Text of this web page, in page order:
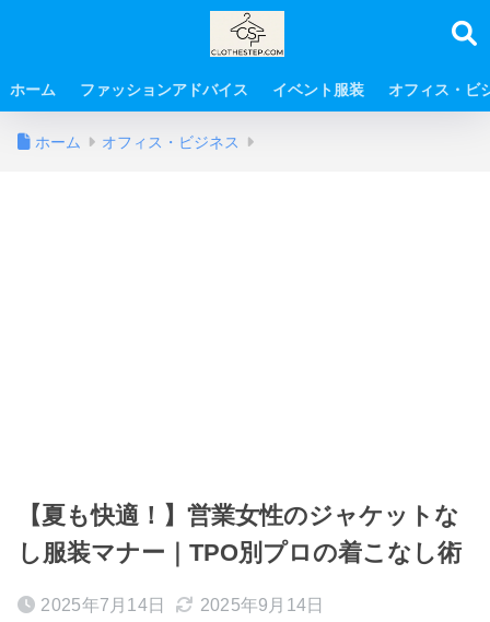
ホーム ファッションアドバイス イベント服装 オフィス・ビ
ホーム オフィス・ビジネス
【夏も快適！】営業女性のジャケットな
し服装マナー｜TPO別プロの着こなし術
2025年7月14日 2025年9月14日